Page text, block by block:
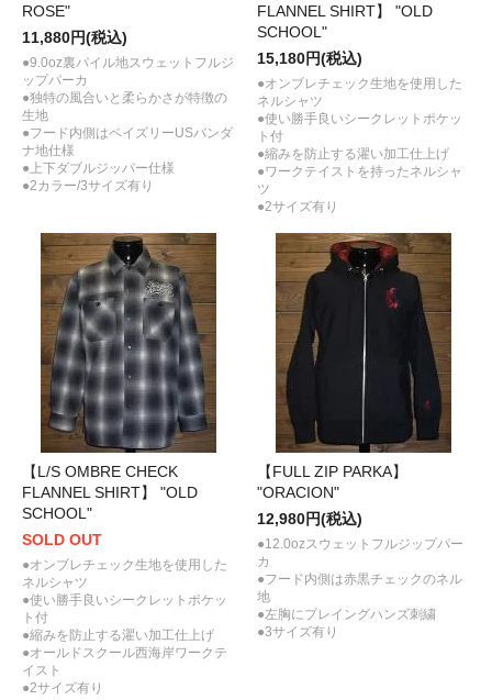
ROSE"
11,880円(税込)
●9.0oz裏パイル地スウェットフルジ
ップパーカ
●独特の風合いと柔らかさが特徴の
生地
●フード内側はペイズリーUSバンダ
ナ地仕様
●上下ダブルジッパー仕様
●2カラー/3サイズ有り
FLANNEL SHIRT】 "OLD
SCHOOL"
15,180円(税込)
●オンブレチェック生地を使用した
ネルシャツ
●使い勝手良いシークレットポケッ
ト付
●縮みを防止する濯い加工仕上げ
●ワークテイストを持ったネルシャ
ツ
●2サイズ有り
【L/S OMBRE CHECK
FLANNEL SHIRT】 "OLD
SCHOOL"
SOLD OUT
●オンブレチェック生地を使用した
ネルシャツ
●使い勝手良いシークレットポケッ
ト付
●縮みを防止する濯い加工仕上げ
●オールドスクール西海岸ワークテ
イスト
●2サイズ有り
【FULL ZIP PARKA】
"ORACION"
12,980円(税込)
●12.0ozスウェットフルジップパー
カ
●フード内側は赤黒チェックのネル
地
●左胸にプレイングハンズ刺繍
●3サイズ有り